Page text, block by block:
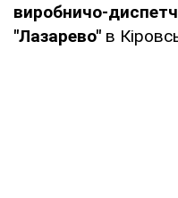
виробничо-
"Лазарево" в